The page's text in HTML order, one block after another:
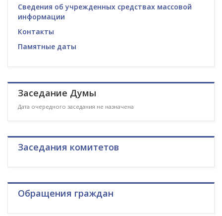
Сведения об учрежденных средствах массовой
информации
Контакты
Памятные даты
Заседание Думы
Дата очередного заседания не назначена
Заседания комитетов
Обращения граждан